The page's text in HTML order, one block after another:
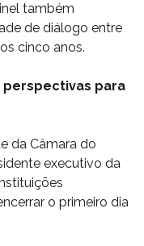
também
de diálogo entre
cinco anos.
perspectivas para
da Câmara do
executivo da
o primeiro dia